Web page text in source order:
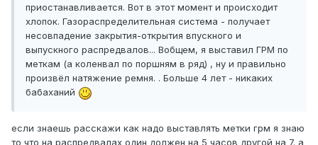
приостанавливается. Вот в этот момент и происходит
хлопок. Газораспределительная система - получает
несовпадение закрытия-открытия впускного и
выпускного распредвалов... Вобщем, я выставил ГРМ по
меткам (а коленвал по поршням в ряд) , ну и правильно
произвёл натяжение ремня. . Больше 4 лет - никаких
бабаханий
если знаешь расскажи как надо выставлять метки грм я знаю
то что на распредвалах один должен на 5 часов другой на 7. а